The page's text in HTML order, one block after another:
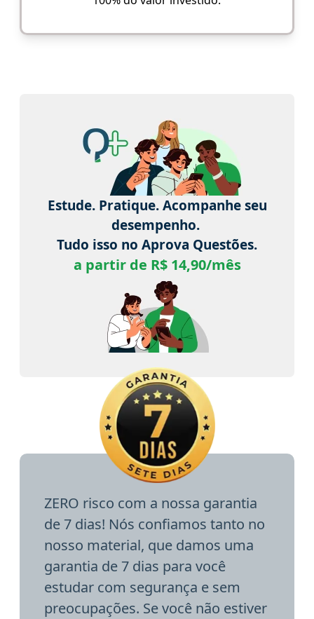
Estude. Pratique. Acompanhe seu
desempenho.
Tudo isso no Aprova Questões.
a partir de R$ 14,90/mês
ZERO risco com a nossa garantia
de 7 dias! Nós confiamos tanto no
nosso material, que damos uma
garantia de 7 dias para você
estudar com segurança e sem
preocupações. Se você não estiver